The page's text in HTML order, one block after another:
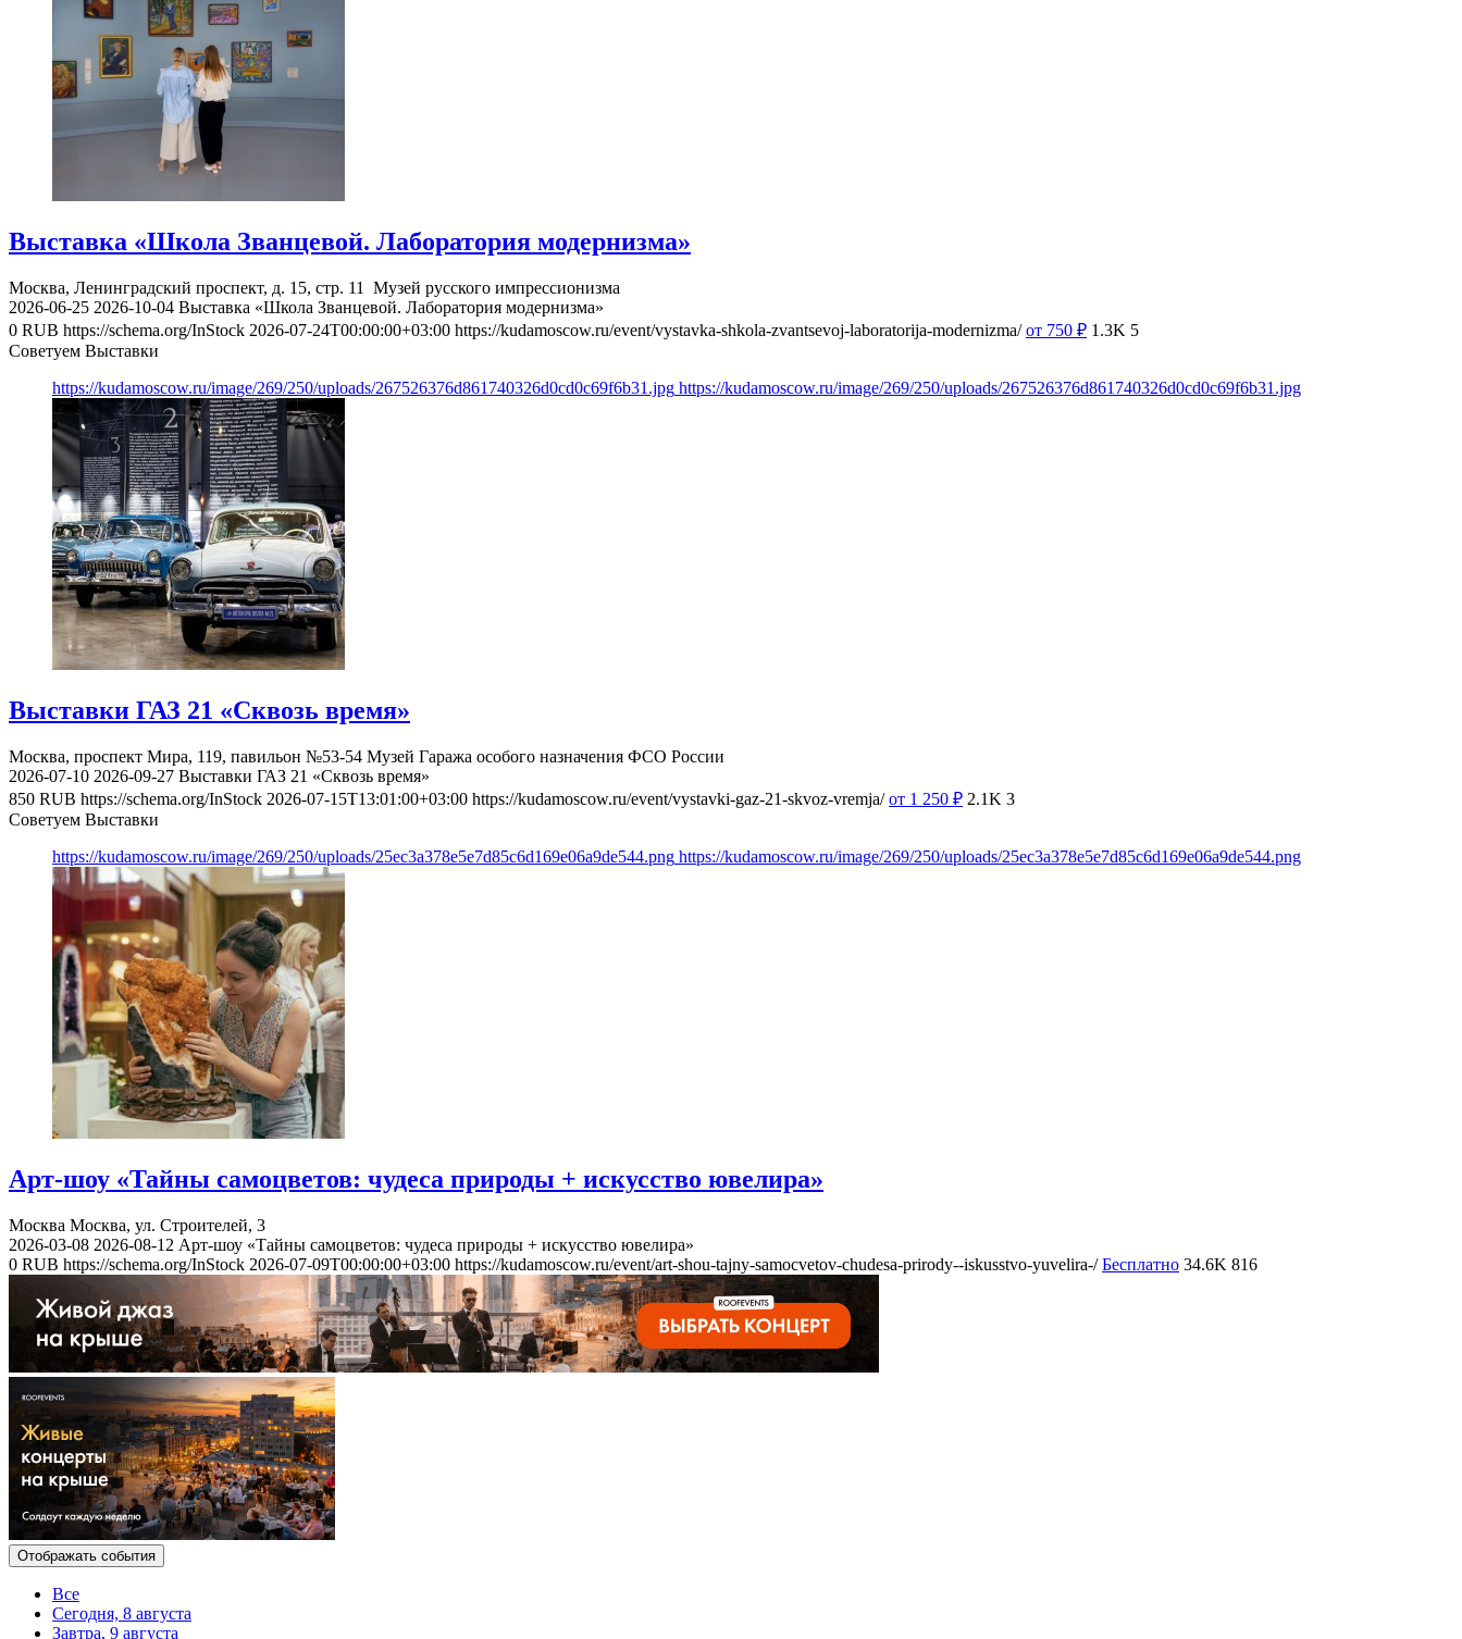
Выставка «Школа Званцевой. Лаборатория модернизма»
Москва, Ленинградский проспект, д. 15, стр. 11
Музей русского импрессионизма
2026-06-25 2026-10-04 Выставка «Школа Званцевой. Лаборатория модернизма»
0 RUB https://schema.org/InStock 2026-07-24T00:00:00+03:00 https://kudamoscow.ru/event/vystavka-shkola-zvantsevoj-laboratorija-modernizma/ от 750 ₽ 1.3K 5
Советуем Выставки
https://kudamoscow.ru/image/269/250/uploads/267526376d861740326d0cd0c69f6b31.jpg https://kudamoscow.ru/image/269/250/uploads/267526376d861740326d0cd0c69f6b31.jpg
Выставки ГАЗ 21 «Сквозь время»
Москва, проспект Мира, 119, павильон №53-54 Музей Гаража особого назначения ФСО России
2026-07-10 2026-09-27 Выставки ГАЗ 21 «Сквозь время»
850 RUB https://schema.org/InStock 2026-07-15T13:01:00+03:00 https://kudamoscow.ru/event/vystavki-gaz-21-skvoz-vremja/ от 1 250 ₽ 2.1K 3
Советуем Выставки
https://kudamoscow.ru/image/269/250/uploads/25ec3a378e5e7d85c6d169e06a9de544.png https://kudamoscow.ru/image/269/250/uploads/25ec3a378e5e7d85c6d169e06a9de544.png
Арт-шоу «Тайны самоцветов: чудеса природы + искусство ювелира»
Москва Москва, ул. Строителей, 3
2026-03-08 2026-08-12 Арт-шоу «Тайны самоцветов: чудеса природы + искусство ювелира»
0 RUB https://schema.org/InStock 2026-07-09T00:00:00+03:00 https://kudamoscow.ru/event/art-shou-tajny-samocvetov-chudesa-prirody--iskusstvo-yuvelira-/ Бесплатно 34.6K 816
Отображать события
Все
Сегодня, 8 августа
Завтра, 9 августа